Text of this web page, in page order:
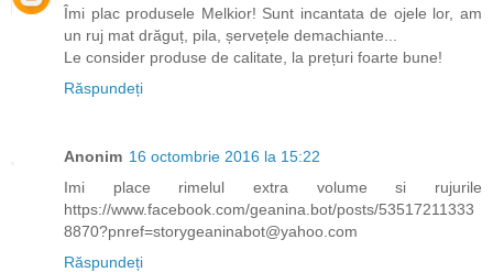
Îmi plac produsele Melkior! Sunt incantata de ojele lor, am
un ruj mat drăguț, pila, șervețele demachiante...
Le consider produse de calitate, la prețuri foarte bune!
Răspundeți
Anonim 16 octombrie 2016 la 15:22
Imi place rimelul extra volume si rujurile
https://www.facebook.com/geanina.bot/posts/53517211333
8870?pnref=storygeaninabot@yahoo.com
Răspundeți